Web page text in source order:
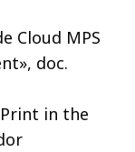
Cloud MPS
doc.
in the